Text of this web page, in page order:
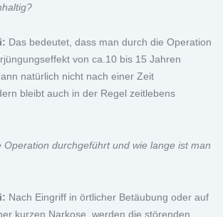
Das bedeutet, dass man durch die Operation
von ca.10 bis 15 Jahren
natürlich nicht nach einer Zeit
bleibt auch in der Regel zeitlebens
Operation durchgeführt und wie lange ist man
Nach Eingriff in örtlicher Betäubung oder auf
kurzen Narkose, werden die störenden